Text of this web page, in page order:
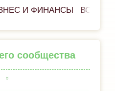
И ФИНАНСЫ ВСЁ
сообщества